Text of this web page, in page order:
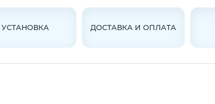
УСТАНОВКА ДОСТАВКА И ОПЛАТА